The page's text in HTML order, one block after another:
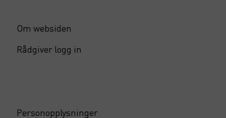
Om websiden
Rådgiver logg in
Personopplysninger